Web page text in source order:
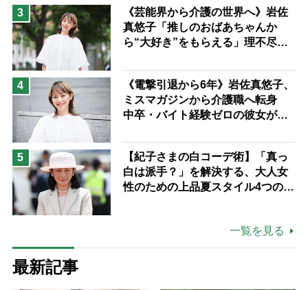
3
《芸能界から介護の世界へ》岩佐
真悠子「推しのおばあちゃんか
ら“大好き”をもらえる」理不尽さ
場は「愛おしい」
4
《電撃引退から6年》岩佐真悠子、
ミスマガジンから介護職へ転身
中卒・バイト経験ゼロの彼女が見
ながら自分らしくいられる」
5
【紀子さまの白コーデ術】「真っ
白は派手？」を解決する、大人女
性のための上品夏スタイル4つのコ
一覧を見る
最新記事